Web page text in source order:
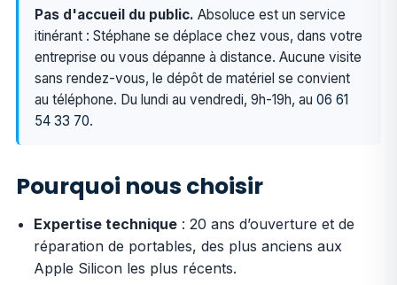
Pas d'accueil du public. Absoluce est un service
itinérant : Stéphane se déplace chez vous, dans votre
entreprise ou vous dépanne à distance. Aucune visite
sans rendez-vous, le dépôt de matériel se convient
au téléphone. Du lundi au vendredi, 9h-19h, au 06 61
54 33 70.
Pourquoi nous choisir
Expertise technique: 20 ans d’ouverture et de
réparation de portables, des plus anciens aux
Apple Silicon les plus récents.